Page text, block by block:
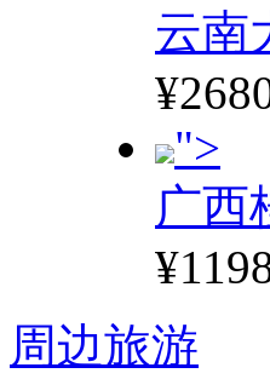
云南
">
广西
周边旅游